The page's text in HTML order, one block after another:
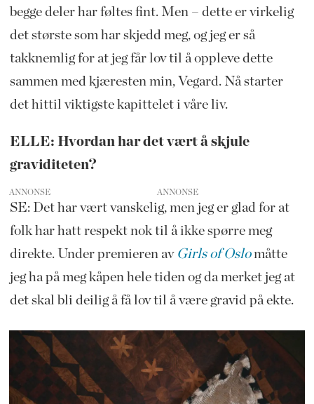
begge deler har føltes fint. Men – dette er virkelig
det største som har skjedd meg, og jeg er så
takknemlig for at jeg får lov til å oppleve dette
sammen med kjæresten min, Vegard. Nå starter
det hittil viktigste kapittelet i våre liv.
ELLE: Hvordan har det vært å skjule
graviditeten?
ANNONSE
SE: Det har vært vanskelig, men jeg er glad for at
folk har hatt respekt nok til å ikke spørre meg
direkte. Under premieren av Girls of Oslomåtte
jeg ha på meg kåpen hele tiden og da merket jeg at
det skal bli deilig å få lov til å være gravid på ekte.